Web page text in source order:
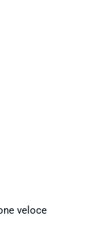
veloce